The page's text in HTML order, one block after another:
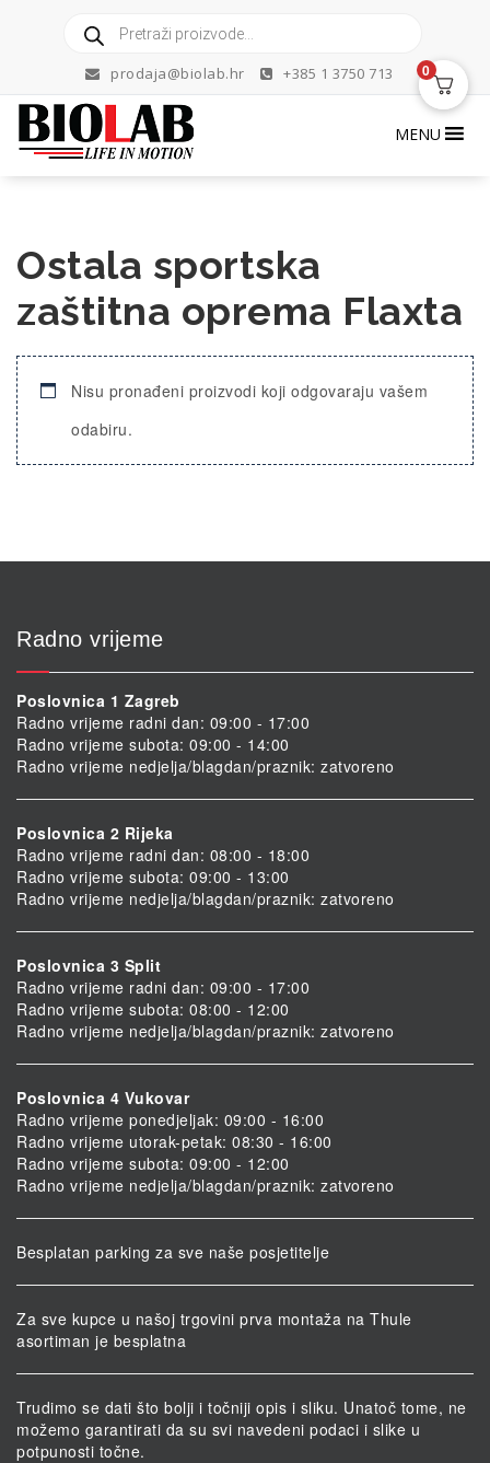
search
prodaja@biolab.hr +385 1 3750 713
MENU
Ostala sportska
zaštitna oprema Flaxta
Nisu pronađeni proizvodi koji odgovaraju vašem
odabiru.
Radno vrijeme
Poslovnica 1 Zagreb
Radno vrijeme radni dan: 09:00 - 17:00
Radno vrijeme subota: 09:00 - 14:00
Radno vrijeme nedjelja/blagdan/praznik: zatvoreno
Poslovnica 2 Rijeka
Radno vrijeme radni dan: 08:00 - 18:00
Radno vrijeme subota: 09:00 - 13:00
Radno vrijeme nedjelja/blagdan/praznik: zatvoreno
Poslovnica 3 Split
Radno vrijeme radni dan: 09:00 - 17:00
Radno vrijeme subota: 08:00 - 12:00
Radno vrijeme nedjelja/blagdan/praznik: zatvoreno
Poslovnica 4 Vukovar
Radno vrijeme ponedjeljak: 09:00 - 16:00
Radno vrijeme utorak-petak: 08:30 - 16:00
Radno vrijeme subota: 09:00 - 12:00
Radno vrijeme nedjelja/blagdan/praznik: zatvoreno
Besplatan parking za sve naše posjetitelje
Za sve kupce u našoj trgovini prva montaža na Thule
asortiman je besplatna
Trudimo se dati što bolji i točniji opis i sliku. Unatoč tome, ne
možemo garantirati da su svi navedeni podaci i slike u
potpunosti točne.
0